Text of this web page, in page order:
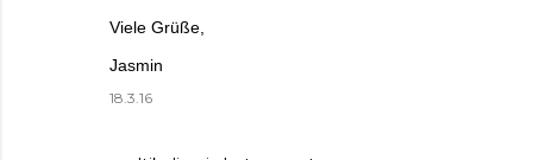
Viele Grüße,
Jasmin
18.3.16